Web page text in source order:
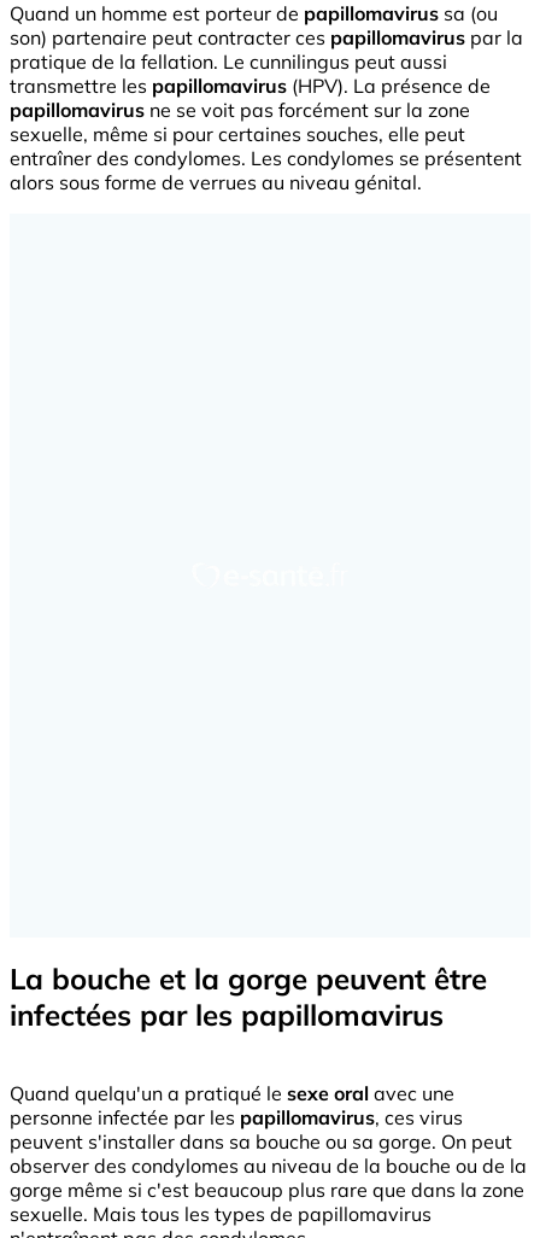
Quand un homme est porteur de papillomavirus sa (ou
son) partenaire peut contracter ces papillomavirus par la
pratique de la fellation. Le cunnilingus peut aussi
transmettre les papillomavirus (HPV). La présence de
papillomavirus ne se voit pas forcément sur la zone
sexuelle, même si pour certaines souches, elle peut
entraîner des condylomes. Les condylomes se présentent
alors sous forme de verrues au niveau génital.
La bouche et la gorge peuvent être
infectées par les papillomavirus
Quand quelqu'un a pratiqué le sexe oral avec une
personne infectée par les papillomavirus, ces virus
peuvent s'installer dans sa bouche ou sa gorge. On peut
observer des condylomes au niveau de la bouche ou de la
gorge même si c'est beaucoup plus rare que dans la zone
sexuelle. Mais tous les types de papillomavirus